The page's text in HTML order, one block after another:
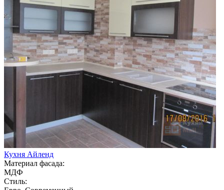
Кухня Айленд
Материал фасада:
МДФ
Стиль: